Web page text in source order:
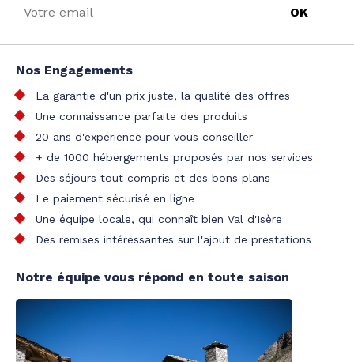
Nos Engagements
La garantie d'un prix juste, la qualité des offres
Une connaissance parfaite des produits
20 ans d'expérience pour vous conseiller
+ de 1000 hébergements proposés par nos services
Des séjours tout compris et des bons plans
Le paiement sécurisé en ligne
Une équipe locale, qui connaît bien Val d'Isère
Des remises intéressantes sur l'ajout de prestations
Notre équipe vous répond en toute saison